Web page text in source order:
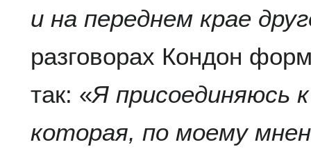
и на переднем крае
разговорах Кондон
так: «Я присоединяюсь
которая, по моему